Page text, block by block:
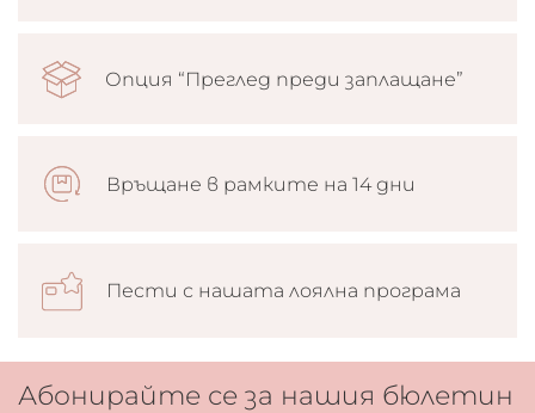
Опция “Преглед преди заплащане”
Връщане в рамките на 14 дни
Пести с нашата лоялна програма
Абонирайте се за нашия бюлетин